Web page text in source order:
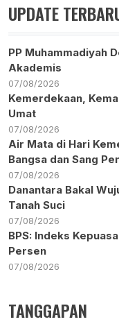
UPDATE
PP Muhammadiyah
Akademis
07/08/2026
Kemerdekaan,
Umat
07/08/2026
Air Mata di Hari
Bangsa dan Sang
07/08/2026
Danantara Bakal
Tanah Suci
07/08/2026
BPS: Indeks
Persen
07/08/2026
TANGGAPAN